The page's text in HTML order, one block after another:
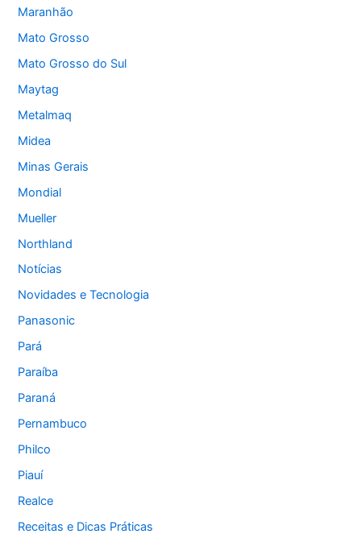
Maranhão
Mato Grosso
Mato Grosso do Sul
Maytag
Metalmaq
Midea
Minas Gerais
Mondial
Mueller
Northland
Notícias
Novidades e Tecnologia
Panasonic
Pará
Paraíba
Paraná
Pernambuco
Philco
Piauí
Realce
Receitas e Dicas Práticas